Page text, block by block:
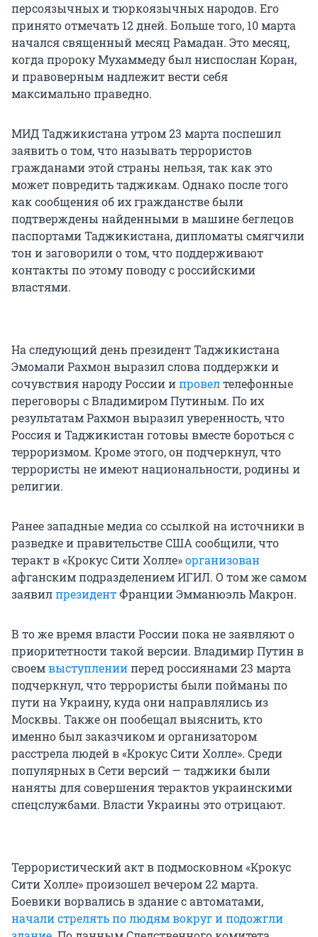
персоязычных и тюркоязычных народов. Его
принято отмечать 12 дней. Больше того, 10 марта
начался священный месяц Рамадан. Это месяц,
когда пророку Мухаммеду был ниспослан Коран,
и правоверным надлежит вести себя
максимально праведно.
МИД Таджикистана утром 23 марта поспешил
заявить о том, что называть террористов
гражданами этой страны нельзя, так как это
может повредить таджикам. Однако после того
как сообщения об их гражданстве были
подтверждены найденными в машине беглецов
паспортами Таджикистана, дипломаты смягчили
тон и заговорили о том, что поддерживают
контакты по этому поводу с российскими
властями.
На следующий день президент Таджикистана
Эмомали Рахмон выразил слова поддержки и
сочувствия народу России ипровелтелефонные
переговоры с Владимиром Путиным. По их
результатам Рахмон выразил уверенность, что
Россия и Таджикистан готовы вместе бороться с
терроризмом. Кроме этого, он подчеркнул, что
террористы не имеют национальности, родины и
религии.
Ранее западные медиа со ссылкой на источники в
разведке и правительстве США сообщили, что
теракт в «Крокус Сити Холле»организован
афганским подразделением ИГИЛ. О том же самом
заявилпрезидентФранции Эмманюэль Макрон.
В то же время власти России пока не заявляют о
приоритетности такой версии. Владимир Путин в
своемвыступленииперед россиянами 23 марта
подчеркнул, что террористы были пойманы по
пути на Украину, куда они направлялись из
Москвы. Также он пообещал выяснить, кто
именно был заказчиком и организатором
расстрела людей в «Крокус Сити Холле». Среди
популярных в Сети версий — таджики были
наняты для совершения терактов украинскими
спецслужбами. Власти Украины это отрицают.
Террористический акт в подмосковном «Крокус
Сити Холле» произошел вечером 22 марта.
Боевики ворвались в здание с автоматами,
начали стрелять по людям вокруг и подожгли